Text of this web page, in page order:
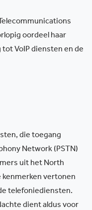
oordeel haar
VoIP diensten en de
die toegang
Network (PSTN)
uit het North
kenmerken vertonen
telefoniediensten.
dient aldus voor